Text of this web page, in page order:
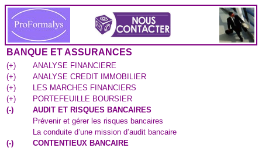
BANQUE ET ASSURANCES
(+)
ANALYSE FINANCIERE
(+)
ANALYSE CREDIT IMMOBILIER
(+)
LES MARCHES FINANCIERS
(+)
PORTEFEUILLE BOURSIER
(-)
AUDIT ET RISQUES BANCAIRES
Prévenir et gérer les risques bancaires
La conduite d’une mission d’audit bancaire
(-)
CONTENTIEUX BANCAIRE